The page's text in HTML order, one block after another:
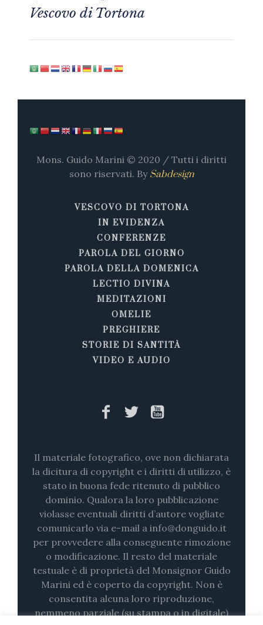
Vescovo di Tortona
Mons. Guido Marini © 2020 / Tutti i diritti
sono riservati. By Sabdesign
VESCOVO DI TORTONA
IN EVIDENZA
CONFERENZE
PAROLA DEL GIORNO
PAROLA DELLA DOMENICA
LECTIO DIVINA
MEDITAZIONI
OMELIE
PREGHIERE
STORIE DI SANTITÀ
VIDEO E AUDIO
Il materiale fotografico, ove non dichiarata
la dicitura di copyright e i diritti di utilizzo, è
stato in buona fede ritenuto di pubblico
dominio. Qualora la loro pubblicazione
violasse eventuali diritti d’autore vogliate
comunicarlo via e-mail a info@donguido.it
per provvedere alla conseguente rimozione
o modificazione. Il resto del materiale
testuale è di proprietà del Monsignor Guido
Marini ed è coperto da copyright. Non è
consentita alcuna loro riproduzione,
nemmeno parziale (su stampa o in digitale)